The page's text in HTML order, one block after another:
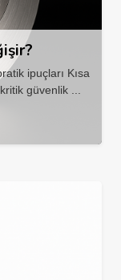
ipuçları Kısa
güvenlik ...